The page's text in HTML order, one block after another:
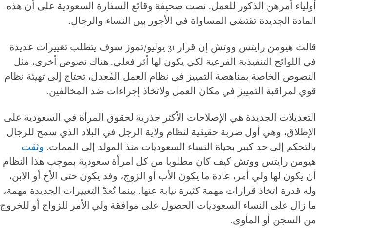
أولياء أمرهن الذكور للعمل. نصت صحيفة وقائع السفارة السعودية على أن هذه
المادة الجديدة تقتضي المساواة في الأجور بين النساء والرجال.
قالت هيومن رايتس ووتش إن قرار 31 يوليو/تموز سوف يتطلب تغييرات عديدة
في اللوائح التنفيذية الفرعية لكي يكون لها أثر فعلي. هناك نصوص أخرى، مثل
النصوص الخاصة بمناهضة التمييز في نظام العمل المُعدل، تحتاج إلى تهيئة نظام
قوي لمراقبة التمييز في مكان العمل ولاتخاذ إجراءات ضد المخالفين.
التعديلات الجديدة هي الإصلاحات الأكثر جذرية لحقوق المرأة في السعودية على
الإطلاق، وهي أول ضربة حقيقية لنظام ولاية الرجل في البلاد الذي سمح للرجال
بالتحكم إلى حد كبير بحياة النساء السعوديات منذ المولد إلى الممات. وثقت
هيومن رايتس ووتش كيف كان مطلوبا من كل امرأة سعودية بموجب هذا النظام
أن يكون لها ولي أمر، عادة ما يكون الأب أو الزوج، وقد يكون حتى الأخ أو الابن،
وله قدرة اتخاذ قرارات مهمة كثيرة نيابة عنها. بينما تُعدّ التغييرات الجديدة مهمة،
ما زال على النساء السعوديات الحصول على موافقة ولي الأمر للزواج أو للخروج
من السجن أو المأوى.